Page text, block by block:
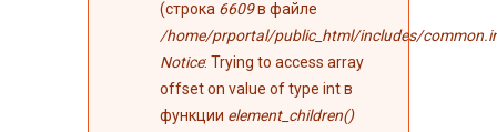
(строка 6609в файле
/home/prportal/public_html/includes/
Notice: Trying to access array
offset on value of type int в
функции element_children()